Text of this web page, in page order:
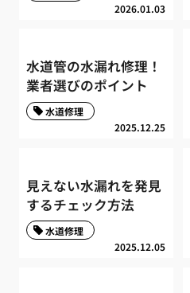
2026.01.03
水道管の水漏れ修理！
業者選びのポイント
2025.12.25
水道修理
見えない水漏れを発見
するチェック方法
2025.12.05
水道修理